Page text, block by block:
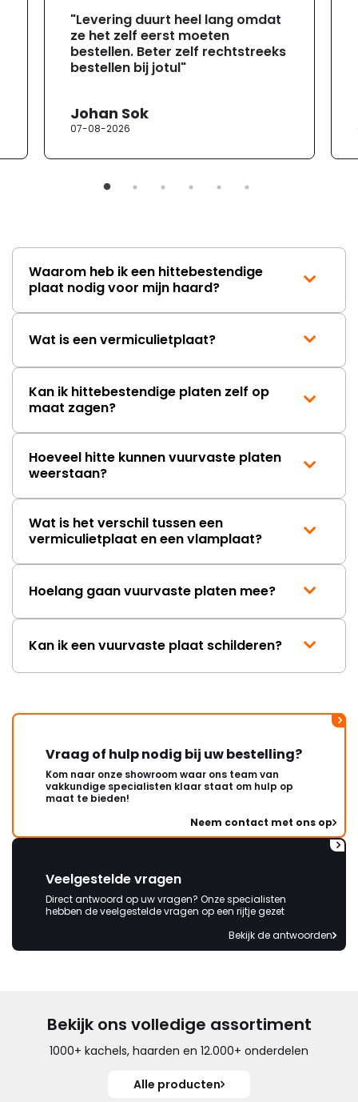
"Levering duurt heel lang omdat
ze het zelf eerst moeten
bestellen. Beter zelf rechtstreeks
bestellen bij jotul"
Johan Sok
07-08-2026
Waarom heb ik een hittebestendige
plaat nodig voor mijn haard?
Wat is een vermiculietplaat?
Kan ik hittebestendige platen zelf op
maat zagen?
Hoeveel hitte kunnen vuurvaste platen
weerstaan?
Wat is het verschil tussen een
vermiculietplaat en een vlamplaat?
Hoelang gaan vuurvaste platen mee?
Kan ik een vuurvaste plaat schilderen?
Vraag of hulp nodig bij uw bestelling?
Kom naar onze showroom waar ons team van
vakkundige specialisten klaar staat om hulp op
maat te bieden!
Neem contact met ons op
Veelgestelde vragen
Direct antwoord op uw vragen? Onze specialisten
hebben de veelgestelde vragen op een rijtje gezet
Bekijk de antwoorden
Bekijk ons volledige assortiment
1000+ kachels, haarden en 12.000+ onderdelen
Alle producten